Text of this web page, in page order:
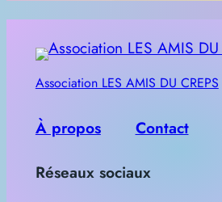
Association LES AMIS DU CREPS
À propos Contact
Réseaux sociaux